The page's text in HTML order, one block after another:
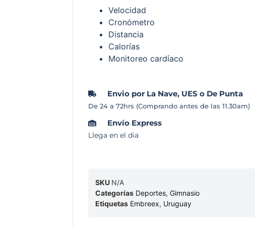
Velocidad
Cronómetro
Distancia
Calorías
Monitoreo cardíaco
Envio por La Nave, UES o De Punta
De 24 a 72hrs (Comprando antes de las 11.30am)
Envío Express
Llega en el dia
SKU N/A
Categorías Deportes, Gimnasio
Etiquetas Embreex, Uruguay